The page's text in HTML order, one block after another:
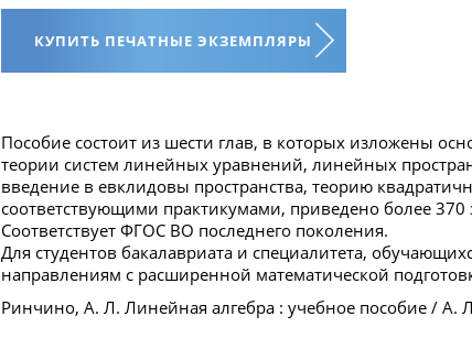
КУПИТЬ ПЕЧАТНЫЕ ЭКЗЕМПЛЯРЫ
Пособие состоит из шести глав, в которых изложены
теории систем линейных уравнений, линейных
введение в евклидовы пространства, теорию
соответствующими практикумами, приведено более 370
Соответствует ФГОС ВО последнего поколения.
Для студентов бакалавриата и специалитета,
направлениям с расширенной математической
Ринчино, А. Л. Линейная алгебра : учебное пособие / А.